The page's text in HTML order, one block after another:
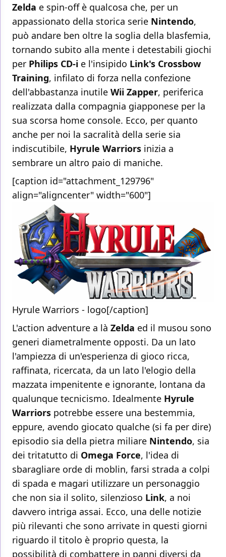
Zelda e spin-off è qualcosa che, per un
appassionato della storica serie Nintendo,
può andare ben oltre la soglia della blasfemia,
tornando subito alla mente i detestabili giochi
per Philips CD-i e l'insipido Link's Crossbow
Training, infilato di forza nella confezione
dell'abbastanza inutile Wii Zapper, periferica
realizzata dalla compagnia giapponese per la
sua scorsa home console. Ecco, per quanto
anche per noi la sacralità della serie sia
indiscutibile, Hyrule Warriors inizia a
sembrare un altro paio di maniche.
[caption id="attachment_129796"
align="aligncenter" width="600"]
Hyrule Warriors - logo[/caption]
L'action adventure a là Zelda ed il musou sono
generi diametralmente opposti. Da un lato
l'ampiezza di un'esperienza di gioco ricca,
raffinata, ricercata, da un lato l'elogio della
mazzata impenitente e ignorante, lontana da
qualunque tecnicismo. Idealmente Hyrule
Warriors potrebbe essere una bestemmia,
eppure, avendo giocato qualche (si fa per dire)
episodio sia della pietra miliare Nintendo, sia
dei tritatutto di Omega Force, l'idea di
sbaragliare orde di moblin, farsi strada a colpi
di spada e magari utilizzare un personaggio
che non sia il solito, silenzioso Link, a noi
davvero intriga assai. Ecco, una delle notizie
più rilevanti che sono arrivate in questi giorni
riguardo il titolo è proprio questa, la
possibilità di combattere in panni diversi da